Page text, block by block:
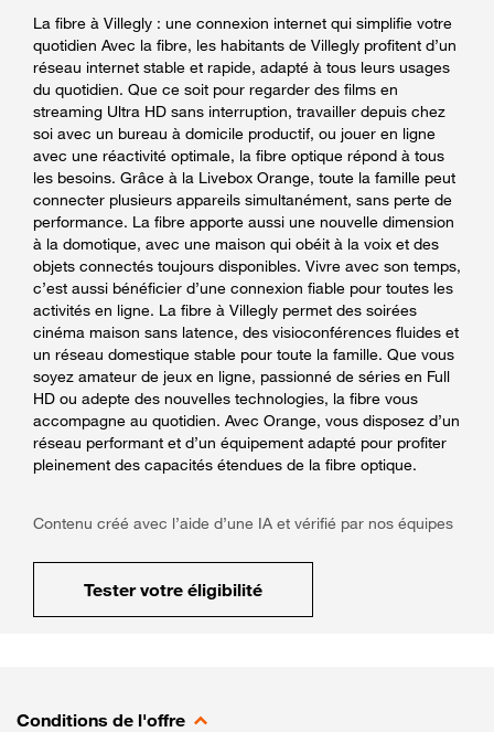
La fibre à Villegly : une connexion internet qui simplifie votre
quotidien Avec la fibre, les habitants de Villegly profitent d’un
réseau internet stable et rapide, adapté à tous leurs usages
du quotidien. Que ce soit pour regarder des films en
streaming Ultra HD sans interruption, travailler depuis chez
soi avec un bureau à domicile productif, ou jouer en ligne
avec une réactivité optimale, la fibre optique répond à tous
les besoins. Grâce à la Livebox Orange, toute la famille peut
connecter plusieurs appareils simultanément, sans perte de
performance. La fibre apporte aussi une nouvelle dimension
à la domotique, avec une maison qui obéit à la voix et des
objets connectés toujours disponibles. Vivre avec son temps,
c’est aussi bénéficier d’une connexion fiable pour toutes les
activités en ligne. La fibre à Villegly permet des soirées
cinéma maison sans latence, des visioconférences fluides et
un réseau domestique stable pour toute la famille. Que vous
soyez amateur de jeux en ligne, passionné de séries en Full
HD ou adepte des nouvelles technologies, la fibre vous
accompagne au quotidien. Avec Orange, vous disposez d’un
réseau performant et d’un équipement adapté pour profiter
pleinement des capacités étendues de la fibre optique.
Contenu créé avec l’aide d’une IA et vérifié par nos équipes
Tester votre éligibilité
Conditions de l'offre